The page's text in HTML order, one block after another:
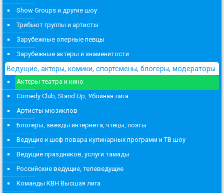
Show Groups и другие шоу
Трибьют группы и артисты
Зарубежные оперные певцы
Зарубежные актеры и знаменитости
Ведущие, актеры, комики, спортсмены, блогеры, модераторы
Актеры театра и кино
Comedy Club, Stand Up, Убойная лига
Артисты мюзиклов
Блогеры, звезды интернета, чтецы, поэты
Ведущие и шеф повара кулинарных программ и ТВ шоу
Ведущие праздников, услуги тамады
Российские ведущие, телеведущие
Команды КВН Высшая лига